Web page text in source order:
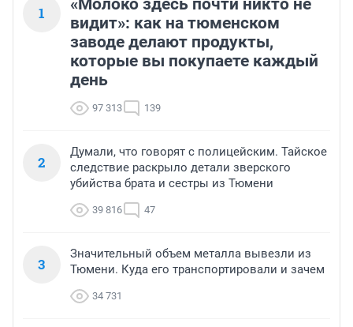
1
«Молоко здесь почти никто не
видит»: как на тюменском
заводе делают продукты,
которые вы покупаете каждый
день
97 313 139
2
Думали, что говорят с полицейским. Тайское
следствие раскрыло детали зверского
убийства брата и сестры из Тюмени
39 816 47
3
Значительный объем металла вывезли из
Тюмени. Куда его транспортировали и зачем
34 731